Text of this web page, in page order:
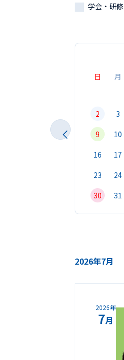
学会・研
日 月
2
3
9
10
16
17
23
24
30
31
2026年7月
2026年
7月